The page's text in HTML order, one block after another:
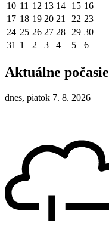
10 11 12 13 14 15 16
17 18 19 20 21 22 23
24 25 26 27 28 29 30
31 1 2 3 4 5 6
Aktuálne počasie
dnes, piatok 7. 8. 2026